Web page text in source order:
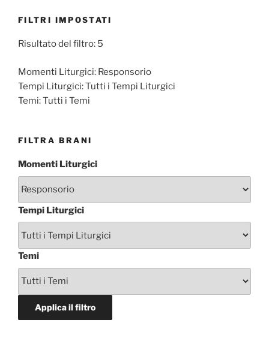
FILTRI IMPOSTATI
Risultato del filtro: 5
Momenti Liturgici: Responsorio
Tempi Liturgici:Tutti i Tempi Liturgici
Temi:Tutti i Temi
FILTRA BRANI
Momenti Liturgici
Tempi Liturgici
Temi
Applica il filtro